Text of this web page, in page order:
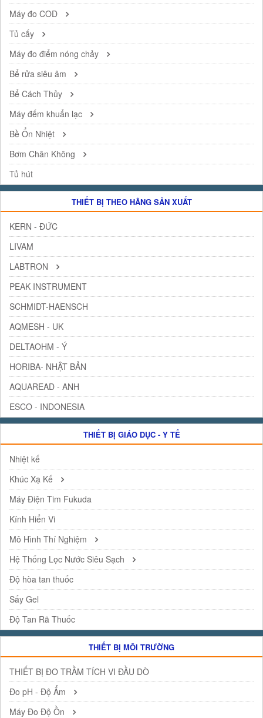
Máy đo COD
Tủ cấy
Máy đo điểm nóng chảy
Bể rửa siêu âm
Bể Cách Thủy
Máy đếm khuẩn lạc
Bề Ổn Nhiệt
Bơm Chân Không
Tủ hút
THIẾT BỊ THEO HÃNG SẢN XUẤT
KERN - ĐỨC
LIVAM
LABTRON
PEAK INSTRUMENT
SCHMIDT-HAENSCH
AQMESH - UK
DELTAOHM - Ý
HORIBA- NHẬT BẢN
AQUAREAD - ANH
ESCO - INDONESIA
THIẾT BỊ GIÁO DỤC - Y TẾ
Nhiệt kế
Khúc Xạ Kế
Máy Điện Tim Fukuda
Kính Hiển Vi
Mô Hình Thí Nghiệm
Hệ Thống Lọc Nước Siêu Sạch
Độ hòa tan thuốc
Sấy Gel
Độ Tan Rã Thuốc
THIẾT BỊ MÔI TRƯỜNG
THIẾT BỊ ĐO TRẦM TÍCH VI ĐẦU DÒ
Đo pH - Độ Ẩm
Máy Đo Độ Ồn